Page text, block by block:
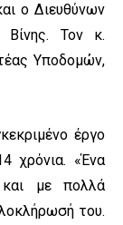
ο Διευθύνων
Τον κ.
Υποδομών,
έργο
χρόνια. «Ένα
με πολλά
του.